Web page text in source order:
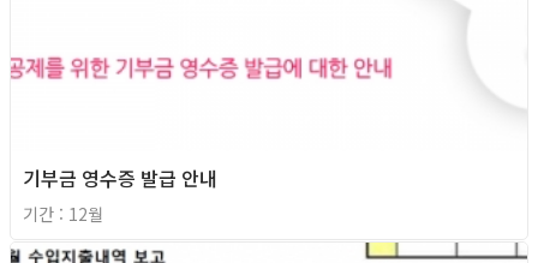
기부금 영수증 발급 안내
기간 : 12월